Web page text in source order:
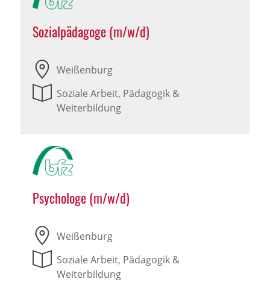
Sozialpädagoge (m/w/d)
Weißenburg
Soziale Arbeit, Pädagogik &
Weiterbildung
Psychologe (m/w/d)
Weißenburg
Soziale Arbeit, Pädagogik &
Weiterbildung